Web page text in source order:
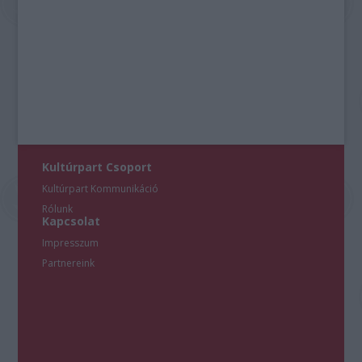
Kultúrpart Csoport
Kultúrpart Kommunikáció
Rólunk
Kapcsolat
Impresszum
Partnereink